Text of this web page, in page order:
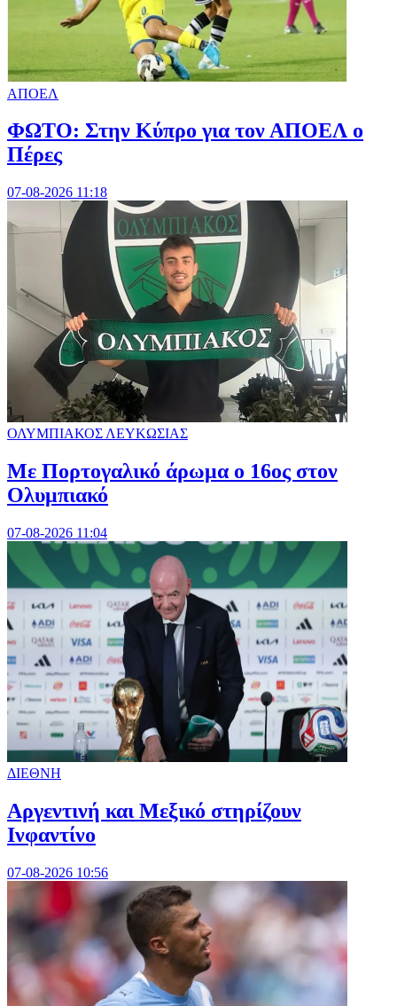
ΑΠΟΕΛ
ΦΩΤΟ: Στην Κύπρο για τον ΑΠΟΕΛ ο
Πέρες
07-08-2026 11:18
ΟΛΥΜΠΙΑΚΟΣ ΛΕΥΚΩΣΙΑΣ
Με Πορτογαλικό άρωμα ο 16ος στον
Ολυμπιακό
07-08-2026 11:04
ΔΙΕΘΝΗ
Αργεντινή και Μεξικό στηρίζουν
Ινφαντίνο
07-08-2026 10:56